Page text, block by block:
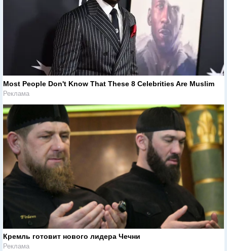
Most People Don't Know That These 8 Celebrities Are Muslim
Реклама
Кремль готовит нового лидера Чечни
Реклама